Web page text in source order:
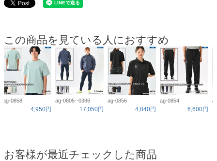
この商品を見ている人におすすめ
ag-0858
4,950円
ag-0805--0386
17,050円
ag-0856
4,840円
ag-0854
6,600円
お客様が最近チェックした商品